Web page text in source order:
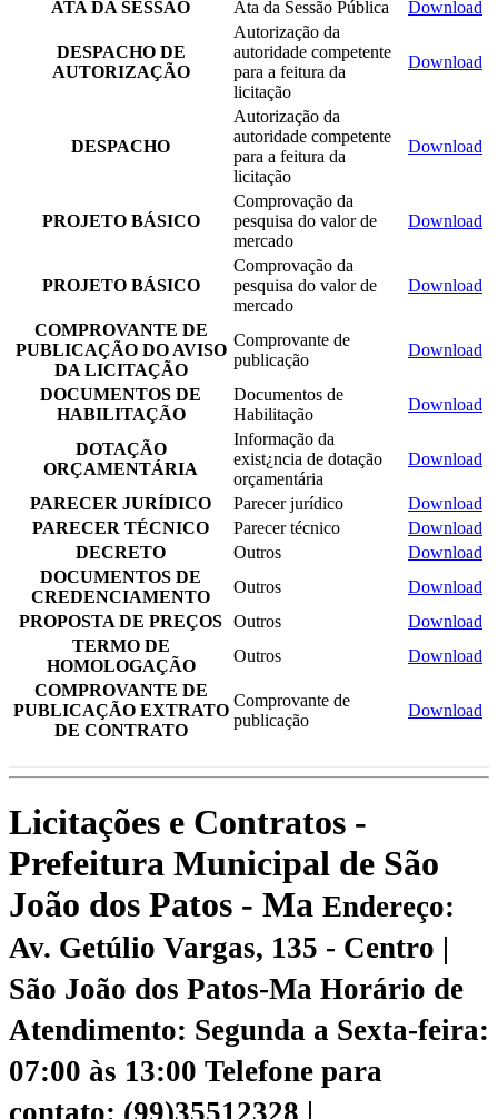
ATA DA SESSÃO
Ata da Sessão Pública Download
DESPACHO DE
AUTORIZAÇÃO
Autorização da
autoridade competente
para a feitura da
licitação
Download
DESPACHO
Autorização da
autoridade competente
para a feitura da
licitação
Download
PROJETO BÁSICO
Comprovação da
pesquisa do valor de
mercado
Download
PROJETO BÁSICO
Comprovação da
pesquisa do valor de
mercado
Download
COMPROVANTE DE
PUBLICAÇÃO DO AVISO
DA LICITAÇÃO
Comprovante de
publicação
Download
DOCUMENTOS DE
HABILITAÇÃO
Documentos de
Habilitação
Download
DOTAÇÃO
ORÇAMENTÁRIA
Informação da
exist¿ncia de dotação
orçamentária
Download
PARECER JURÍDICO Parecer jurídico
Download
PARECER TÉCNICO
Parecer técnico
Download
DECRETO
Outros
Download
DOCUMENTOS DE
CREDENCIAMENTO
Outros
Download
PROPOSTA DE PREÇOS Outros
Download
TERMO DE
HOMOLOGAÇÃO
Outros
Download
COMPROVANTE DE
PUBLICAÇÃO EXTRATO
DE CONTRATO
Comprovante de
publicação
Download
Licitações e Contratos -
Prefeitura Municipal de São
João dos Patos - Ma Endereço:
Av. Getúlio Vargas, 135 - Centro |
São João dos Patos-Ma Horário de
Atendimento: Segunda a Sexta-feira:
07:00 às 13:00 Telefone para
contato: (99)35512328 |